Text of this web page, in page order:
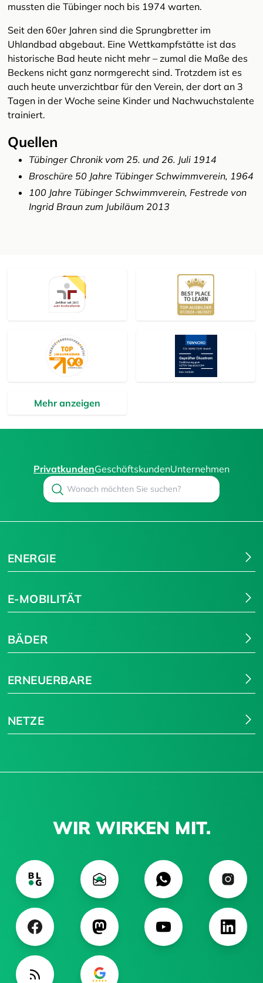
mussten die Tübinger noch bis 1974 warten.
Seit den 60er Jahren sind die Sprungbretter im
Uhlandbad abgebaut. Eine Wettkampfstätte ist das
historische Bad heute nicht mehr – zumal die Maße des
Beckens nicht ganz normgerecht sind. Trotzdem ist es
auch heute unverzichtbar für den Verein, der dort an 3
Tagen in der Woche seine Kinder und Nachwuchstalente
trainiert.
Quellen
Tübinger Chronik vom 25. und 26. Juli 1914
Broschüre 50 Jahre Tübinger Schwimmverein, 1964
100 Jahre Tübinger Schwimmverein, Festrede von
Ingrid Braun zum Jubiläum 2013
Mehr anzeigen
PrivatkundenGeschäftskundenUnternehmen
Search
ENERGIE
E-MOBILITÄT
BÄDER
ERNEUERBARE
NETZE
WIR WIRKEN MIT.